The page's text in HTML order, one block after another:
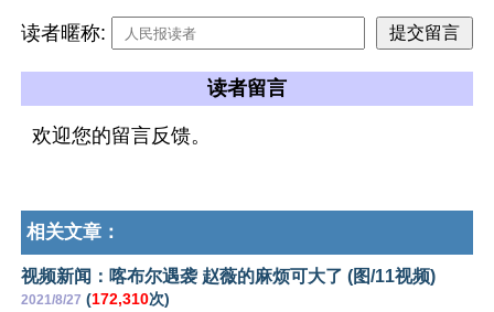
读者暱称:
读者留言
欢迎您的留言反馈。
相关文章：
视频新闻：喀布尔遇袭 赵薇的麻烦可大了 (图/11视频)
2021/8/27 (172,310次)